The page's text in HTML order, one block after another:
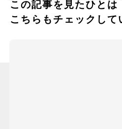
この記事を見たひとは
こちらもチェックして